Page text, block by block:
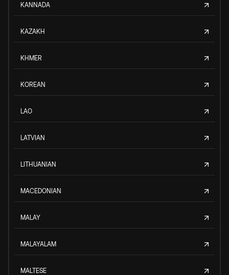
KANNADA
KAZAKH
KHMER
KOREAN
LAO
LATVIAN
LITHUANIAN
MACEDONIAN
MALAY
MALAYALAM
MALTESE